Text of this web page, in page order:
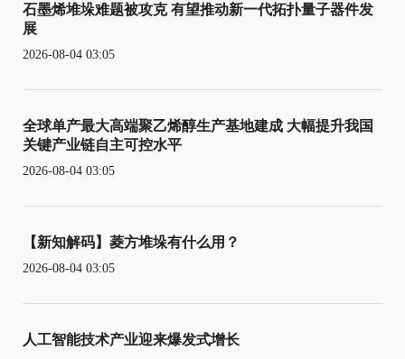
石墨烯堆垛难题被攻克 有望推动新一代拓扑量子器件发
展
2026-08-04 03:05
全球单产最大高端聚乙烯醇生产基地建成 大幅提升我国
关键产业链自主可控水平
2026-08-04 03:05
【新知解码】菱方堆垛有什么用？
2026-08-04 03:05
人工智能技术产业迎来爆发式增长